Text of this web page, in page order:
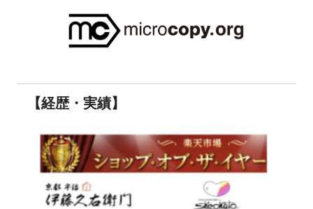
【経歴・実績】